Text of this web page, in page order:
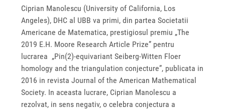
Ciprian Manolescu (University of California, Los
Angeles), DHC al UBB va primi, din partea Societatii
Americane de Matematica, prestigiosul premiu „The
2019 E.H. Moore Research Article Prize” pentru
lucrarea „Pin(2)-equivariant Seiberg-Witten Floer
homology and the triangulation conjecture”, publicata in
2016 in revista Journal of the American Mathematical
Society. In aceasta lucrare, Ciprian Manolescu a
rezolvat, in sens negativ, o celebra conjectura a